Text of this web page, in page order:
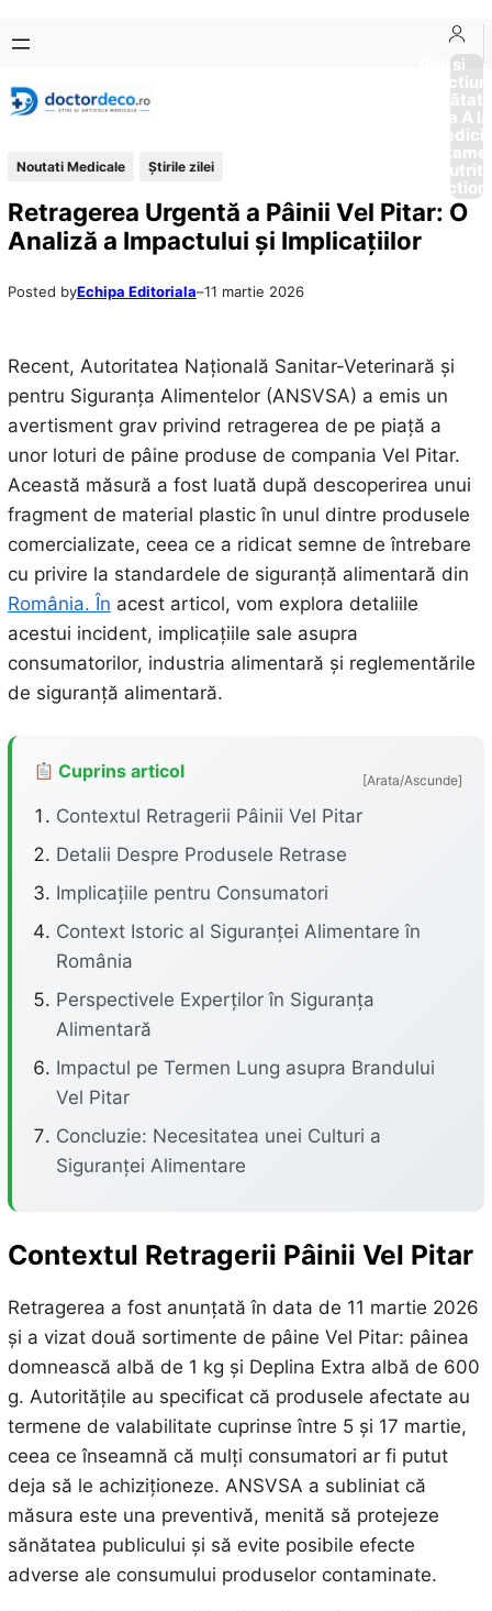
conținut
content
Boli si
Afectiuni
Sănătate
de la A
Noutati Medicale Știrile zilei
Retragerea Urgentă a Pâinii Vel Pitar: O
Analiză a Impactului și Implicațiilor
Posted byEchipa Editoriala–11 martie 2026
Recent, Autoritatea Națională Sanitar-Veterinară și
pentru Siguranța Alimentelor (ANSVSA) a emis un
avertisment grav privind retragerea de pe piață a
unor loturi de pâine produse de compania Vel Pitar.
Această măsură a fost luată după descoperirea unui
fragment de material plastic în unul dintre produsele
comercializate, ceea ce a ridicat semne de întrebare
cu privire la standardele de siguranță alimentară din
România. În acest articol, vom explora detaliile
acestui incident, implicațiile sale asupra
consumatorilor, industria alimentară și reglementările
de siguranță alimentară.
Cuprins articol [Arata/Ascunde]
Contextul Retragerii Pâinii Vel Pitar
Detalii Despre Produsele Retrase
Implicațiile pentru Consumatori
Context Istoric al Siguranței Alimentare în
România
Perspectivele Experților în Siguranța
Alimentară
Impactul pe Termen Lung asupra Brandului
Vel Pitar
Concluzie: Necesitatea unei Culturi a
Siguranței Alimentare
Contextul Retragerii Pâinii Vel Pitar
Retragerea a fost anunțată în data de 11 martie 2026
și a vizat două sortimente de pâine Vel Pitar: pâinea
domnească albă de 1 kg și Deplina Extra albă de 600
g. Autoritățile au specificat că produsele afectate au
termene de valabilitate cuprinse între 5 și 17 martie,
ceea ce înseamnă că mulți consumatori ar fi putut
deja să le achiziționeze. ANSVSA a subliniat că
măsura este una preventivă, menită să protejeze
sănătatea publicului și să evite posibile efecte
adverse ale consumului produselor contaminate.